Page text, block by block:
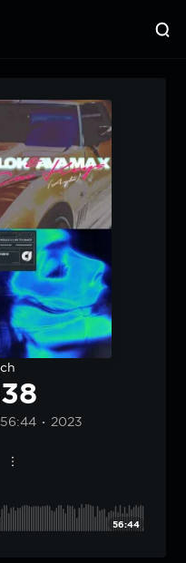
56:44 2023
56:44